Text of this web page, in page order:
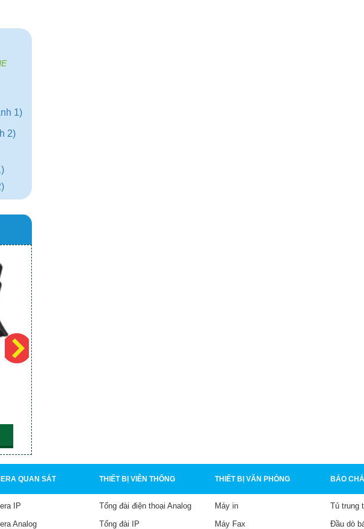
1)
2)
QUAN SÁT THIẾT BỊ VIỄN THÔNG THIẾT BỊ VĂN PHÒNG BÁO
IP
Analog
Tổng đài điện thoại Analog
Tổng đài IP
Máy in
Máy Fax
Tủ trung
Đầu dò